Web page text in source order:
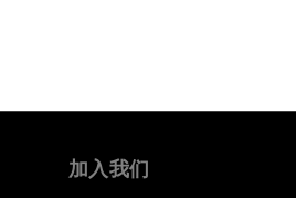
加入我们